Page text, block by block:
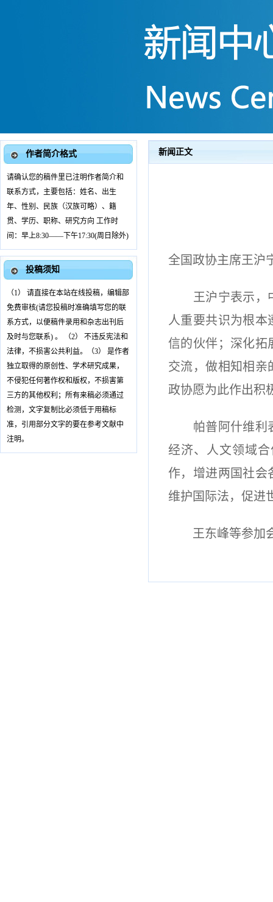
作者简介格式
请确认您的稿件里已注明作者简介和
联系方式，主要包括：姓名、出生
年、性别、民族（汉族可略）、籍
贯、学历、职称、研究方向 工作时
间：早上8:30——下午17:30(周日除外)
投稿须知
（1） 请直接在本站在线投稿，编辑部
免费审核(请您投稿时准确填写您的联
系方式，以便稿件录用和杂志出刊后
及时与您联系) 。 （2） 不违反宪法和
法律，不损害公共利益。（3） 是作者
独立取得的原创性、学术研究成果，
不侵犯任何著作权和版权，不损害第
三方的其他权利；所有来稿必须通过
检测，文字复制比必须低于用稿标
准，引用部分文字的要在参考文献中
注明。
新闻正文
全国政协主席王沪
王沪宁表示，中
人重要共识为根
信的伙伴；深化拓
交流，做相知相亲
政协愿为此作出积
帕普阿什维利表
经济、人文领域
作，增进两国社会
维护国际法，促进
王东峰等参加